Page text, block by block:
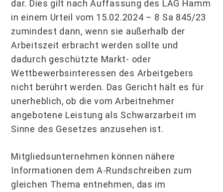
dar. Dies gilt nach Auffassung des LAG Hamm
in einem Urteil vom 15.02.2024 – 8 Sa 845/23
zumindest dann, wenn sie außerhalb der
Arbeitszeit erbracht werden sollte und
dadurch geschützte Markt- oder
Wettbewerbsinteressen des Arbeitgebers
nicht berührt werden. Das Gericht hält es für
unerheblich, ob die vom Arbeitnehmer
angebotene Leistung als Schwarzarbeit im
Sinne des Gesetzes anzusehen ist.
Mitgliedsunternehmen können nähere
Informationen dem A-Rundschreiben zum
gleichen Thema entnehmen, das im